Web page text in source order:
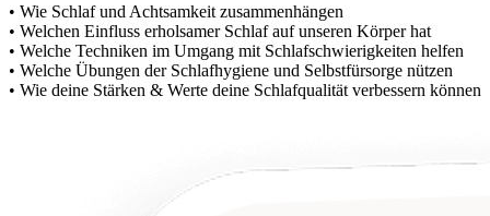
• Wie Schlaf und Achtsamkeit zusammenhängen
• Welchen Einfluss erholsamer Schlaf auf unseren Körper hat
• Welche Techniken im Umgang mit Schlafschwierigkeiten helfen
• Welche Übungen der Schlafhygiene und Selbstfürsorge nützen
• Wie deine Stärken & Werte deine Schlafqualität verbessern können